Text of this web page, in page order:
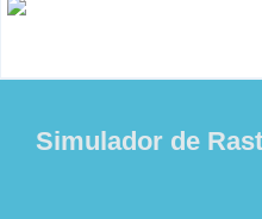
Simulador de